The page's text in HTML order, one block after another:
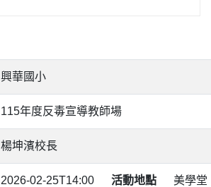
興華國小
115年度反毒宣導教師場
楊坤濱校長
2026-02-25T14:00 活動地點 美學堂